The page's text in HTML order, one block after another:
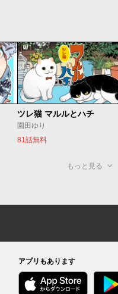
ツレ猫 マルルとハチ
園田ゆり
81話無料
もっと見る
アプリもあります